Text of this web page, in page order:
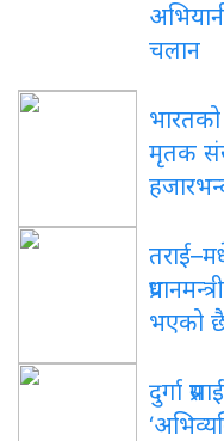
चलान
मृतक
भएको
दुर्गा